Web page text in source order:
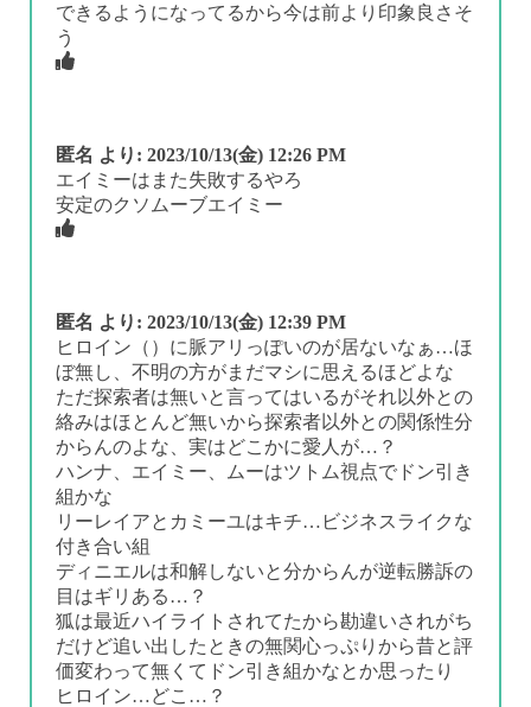
できるようになってるから今は前より印象良さそ
う
匿名 より: 2023/10/13(金) 12:26 PM
エイミーはまた失敗するやろ
安定のクソムーブエイミー
匿名 より: 2023/10/13(金) 12:39 PM
ヒロイン（）に脈アリっぽいのが居ないなぁ…ほ
ぼ無し、不明の方がまだマシに思えるほどよな
ただ探索者は無いと言ってはいるがそれ以外との
絡みはほとんど無いから探索者以外との関係性分
からんのよな、実はどこかに愛人が…？
ハンナ、エイミー、ムーはツトム視点でドン引き
組かな
リーレイアとカミーユはキチ…ビジネスライクな
付き合い組
ディニエルは和解しないと分からんが逆転勝訴の
目はギリある…？
狐は最近ハイライトされてたから勘違いされがち
だけど追い出したときの無関心っぷりから昔と評
価変わって無くてドン引き組かなとか思ったり
ヒロイン…どこ…？